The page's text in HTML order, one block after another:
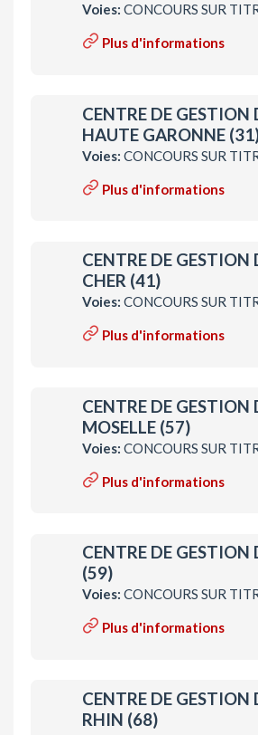
Voies: CONCOURS SUR
Plus d'informations
CENTRE DE GESTION
HAUTE GARONNE
Voies: CONCOURS SUR
Plus d'informations
CENTRE DE GESTION
CHER (41)
Voies: CONCOURS SUR
Plus d'informations
CENTRE DE GESTION
MOSELLE (57)
Voies: CONCOURS SUR
Plus d'informations
CENTRE DE GESTION
(59)
Voies: CONCOURS SUR
Plus d'informations
CENTRE DE GESTION
RHIN (68)